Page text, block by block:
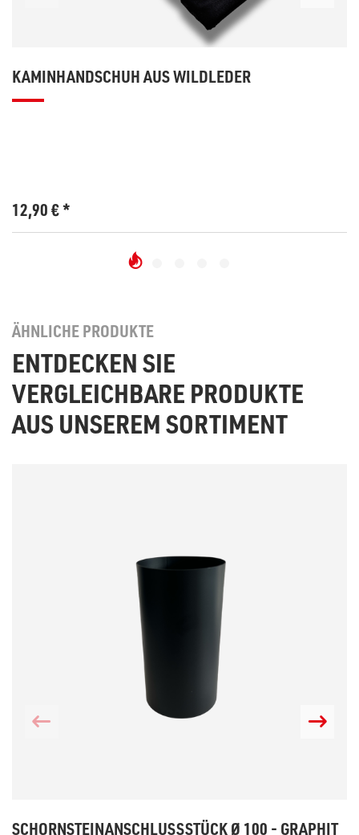
KAMINHANDSCHUH AUS WILDLEDER
12,90€*
ÄHNLICHE PRODUKTE
ENTDECKEN SIE
VERGLEICHBARE PRODUKTE
AUS UNSEREM SORTIMENT
SCHORNSTEINANSCHLUSSSTÜCK Ø 100 - GRAPHIT